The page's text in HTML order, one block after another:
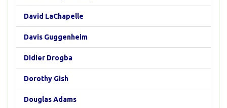
David LaChapelle
Davis Guggenheim
Didier Drogba
Dorothy Gish
Douglas Adams